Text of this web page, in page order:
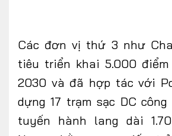
Các đơn vị thứ 3 như
tiêu triển khai 5.000 điểm
2030 và đã hợp tác với
dựng 17 trạm sạc DC
tuyến hành lang dài